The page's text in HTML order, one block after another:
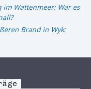
Wattenmeer: War es
Brand in Wyk: